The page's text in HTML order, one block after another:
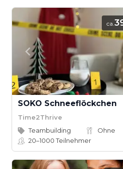
ca.
SOKO Schneeflöckchen
Time2Thrive
Teambuilding
Ohne
20–1000Teilnehmer